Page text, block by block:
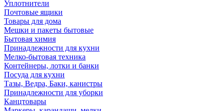
Уплотнители
Почтовые ящики
Товары для дома
Мешки и пакеты бытовые
Бытовая химия
Принадлежности для кухни
Мелко-бытовая техника
Контейнеры, лотки и банки
Посуда для кухни
Тазы, Ведра, Баки, канистры
Принадлежности для уборки
Канцтовары